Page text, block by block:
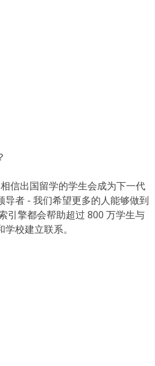
信出国留学的学生会成为下一代
导者 - 我们希望更多的人能够做到
引擎都会帮助超过 800 万学生与
校建立联系。